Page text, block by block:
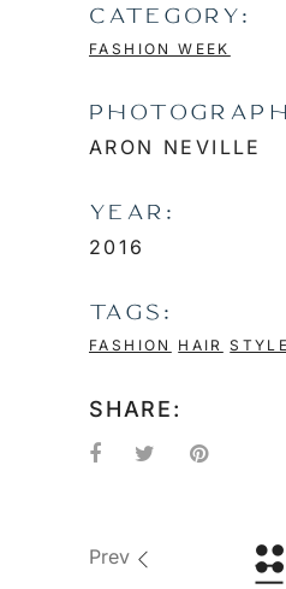
CATEGORY:
FASHION WEEK
ARON NEVILLE
YEAR:
2016
TAGS:
FASHION HAIR STYLE
SHARE:
Prev